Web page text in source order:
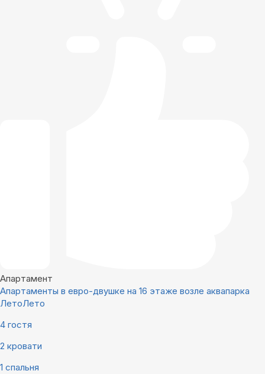
Апартамент
Апартаменты в евро-двушке на 16 этаже возле аквапарка
ЛетоЛето
4 гостя
2 кровати
1 спальня